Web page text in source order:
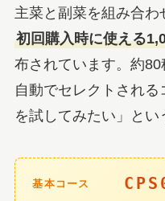
主菜と副菜を組み合わ
初回購入時に使える
布されています。約
自動でセレクトされ
を試してみたい」とい
基本コース